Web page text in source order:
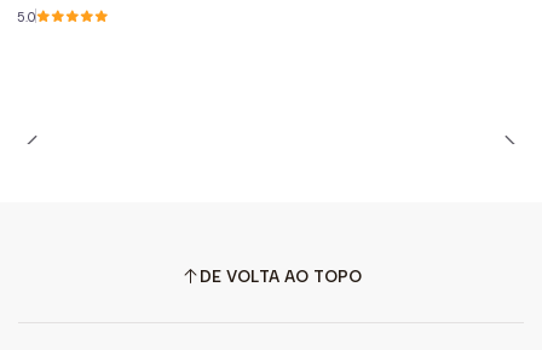
5.0
DE VOLTA AO TOPO